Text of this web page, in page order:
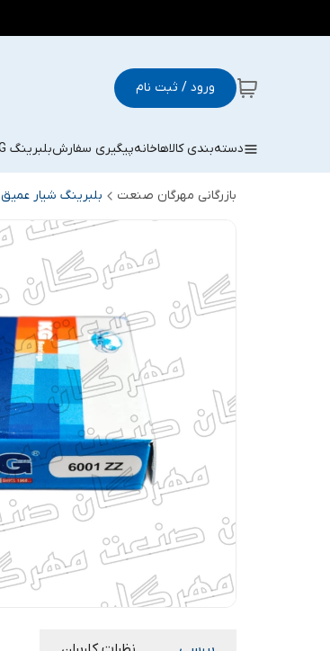
ورود / ثبت نام
دسته‌بندی کالاهاخانهپیگیری سفارشبلبرینگ KG
بازرگانی مهرگان صنعت بلبرینگ شیار عمیق